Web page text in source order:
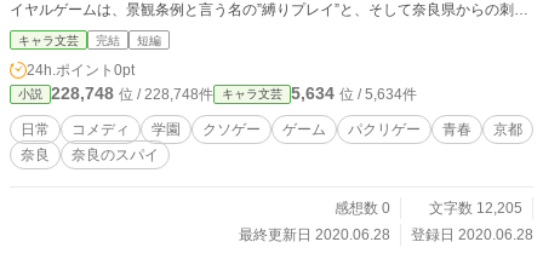
イヤルゲームは、景観条例と言う名の”縛りプレイ”と、そして奈良県からの刺客
により、もはやクソゲーと呼ぶにふさわしい完成度を誇っていた！
キャラ文芸 完結 短編
24h.ポイント 0pt
小説 228,748 位 / 228,748件 キャラ文芸 5,634 位 / 5,634件
日常 コメディ 学園 クソゲー ゲーム パクリゲー 青春
京都
奈良
奈良のスパイ
感想数 0
文字数 12,205
最終更新日 2020.06.28
登録日 2020.06.28